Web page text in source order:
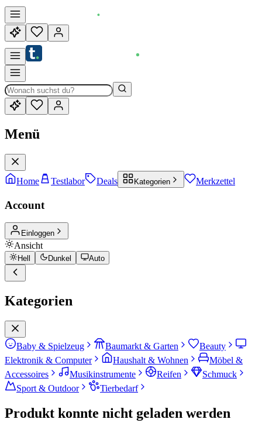
Menü
Home Testlabor Deals Kategorien Merkzettel
Account
Einloggen
Ansicht
Hell Dunkel Auto
Kategorien
Baby & Spielzeug Baumarkt & Garten
Beauty
Elektronik & Computer
Haushalt & Wohnen
Möbel &
Accessoires
Musikinstrumente Reifen
Schmuck
Sport & Outdoor
Tierbedarf
Produkt konnte nicht geladen werden